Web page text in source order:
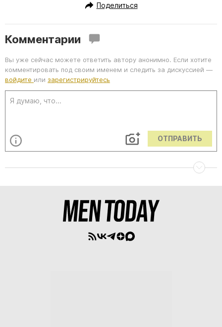
Поделиться
Комментарии
Вы уже сейчас можете ответить автору анонимно. Если хотите
комментировать под своим именем и следить за дискуссией —
войдите или зарегистрируйтесь
ОТПРАВИТЬ